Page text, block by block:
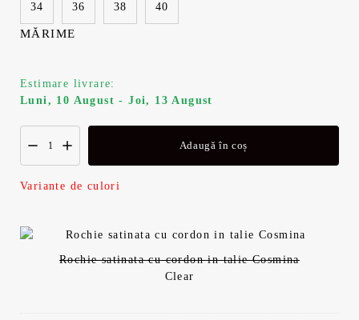
l
n
i
ț
i
a
l
u
r
e
n
t
34 36 38 40
MĂRIME
Estimare livrare:
Luni, 10 August - Joi, 13 August
Adaugă în coș
Variante de culori
Rochie satinata cu cordon in talie Cosmina
Clear